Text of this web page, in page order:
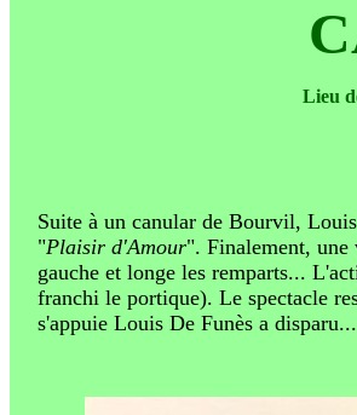
Lieu
Suite à un canular de Bourvil,
"Plaisir d'Amour". Finalement, une
gauche et longe les remparts...
franchi le portique). Le spectacle
s'appuie Louis De Funès a disparu...